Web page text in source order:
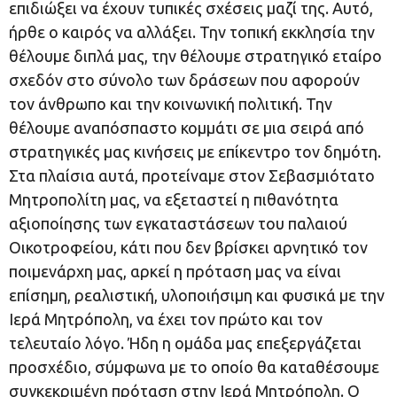
επιδιώξει να έχουν τυπικές σχέσεις μαζί της. Αυτό,
ήρθε ο καιρός να αλλάξει. Την τοπική εκκλησία την
θέλουμε διπλά μας, την θέλουμε στρατηγικό εταίρο
σχεδόν στο σύνολο των δράσεων που αφορούν
τον άνθρωπο και την κοινωνική πολιτική. Την
θέλουμε αναπόσπαστο κομμάτι σε μια σειρά από
στρατηγικές μας κινήσεις με επίκεντρο τον δημότη.
Στα πλαίσια αυτά, προτείναμε στον Σεβασμιότατο
Μητροπολίτη μας, να εξεταστεί η πιθανότητα
αξιοποίησης των εγκαταστάσεων του παλαιού
Οικοτροφείου, κάτι που δεν βρίσκει αρνητικό τον
ποιμενάρχη μας, αρκεί η πρόταση μας να είναι
επίσημη, ρεαλιστική, υλοποιήσιμη και φυσικά με την
Ιερά Μητρόπολη, να έχει τον πρώτο και τον
τελευταίο λόγο. Ήδη η ομάδα μας επεξεργάζεται
προσχέδιο, σύμφωνα με το οποίο θα καταθέσουμε
συγκεκριμένη πρόταση στην Ιερά Μητρόπολη. Ο